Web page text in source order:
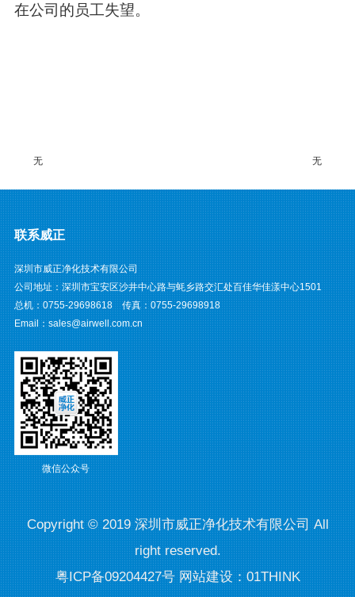
在公司的员工失望。
无 无
联系威正
深圳市威正净化技术有限公司
公司地址：深圳市宝安区沙井中心路与蚝乡路交汇处百佳华佳漾中心1501
总机：0755-29698618 传真：0755-29698918
Email：sales@airwell.com.cn
微信公众号
Copyright © 2019深圳市威正净化技术有限公司All
right reserved.
粤ICP备09204427号 网站建设：01THINK